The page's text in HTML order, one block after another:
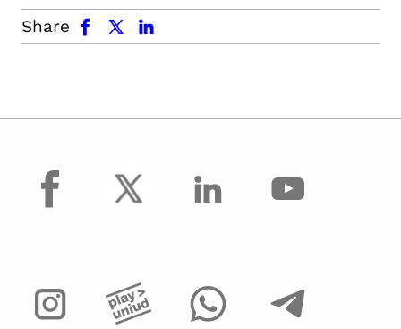
Share
facebook x.com linkedin
facebook